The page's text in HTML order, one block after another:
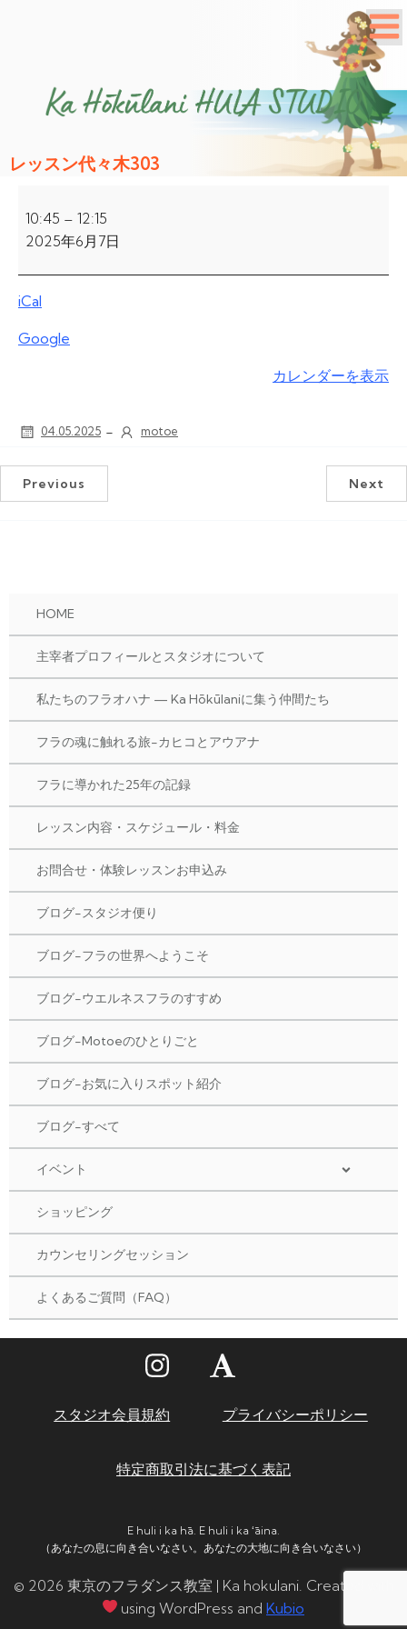
レッスン代々木303
ッ
ス
木
303
10:45 – 12:15
2025年6月7日
iCal
Google
カレンダーを表示
04.05.2025 - motoe
Previous Next
HOME
主宰者プロフィールとスタジオについて
私たちのフラオハナ — Ka Hōkūlaniに集う仲間たち
フラの魂に触れる旅-カヒコとアウアナ
フラに導かれた25年の記録
レッスン内容・スケジュール・料金
お問合せ・体験レッスンお申込み
ブログ-スタジオ便り
ブログ-フラの世界へようこそ
ブログ-ウエルネスフラのすすめ
ブログ-Motoeのひとりごと
ブログ-お気に入りスポット紹介
ブログ-すべて
イベント
ショッピング
カウンセリングセッション
よくあるご質問（FAQ）
スタジオ会員規約 プライバシーポリシー
特定商取引法に基づく表記
E huli i ka hā. E huli i ka ʻāina.
（あなたの息に向き合いなさい。あなたの大地に向き合いなさい）
© 2026 東京のフラダンス教室 | Ka hokulani. Created with
using WordPress and Kubio